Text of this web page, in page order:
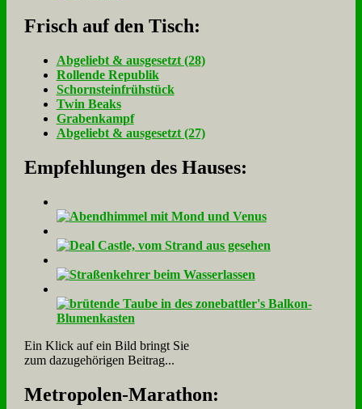
Frisch auf den Tisch:
Ab­ge­liebt & aus­ge­setzt (28)
Rol­len­de Re­pu­blik
Schorn­stein­früh­stück
Twin Beaks
Gra­ben­kampf
Ab­ge­liebt & aus­ge­setzt (27)
Empfehlungen des Hauses:
Ein Klick auf ein Bild bringt Sie
zum dazugehörigen Beitrag...
Me­tro­po­len-Ma­ra­thon: